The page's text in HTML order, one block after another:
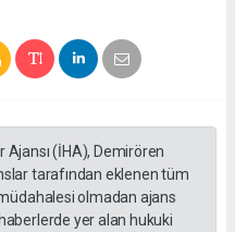
Ajansı (İHA), Demirören
tarafından eklenen tüm
olmadan ajans
yer alan hukuki